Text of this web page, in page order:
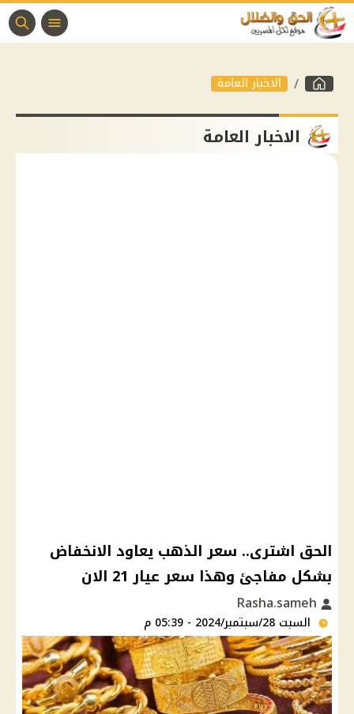
الاخبار العامة
الاخبار العامة
الحق اشترى.. سعر الذهب يعاود الانخفاض
بشكل مفاجئ وهذا سعر عيار 21 الان
السبت 28/سبتمبر/2024 - 05:39 م